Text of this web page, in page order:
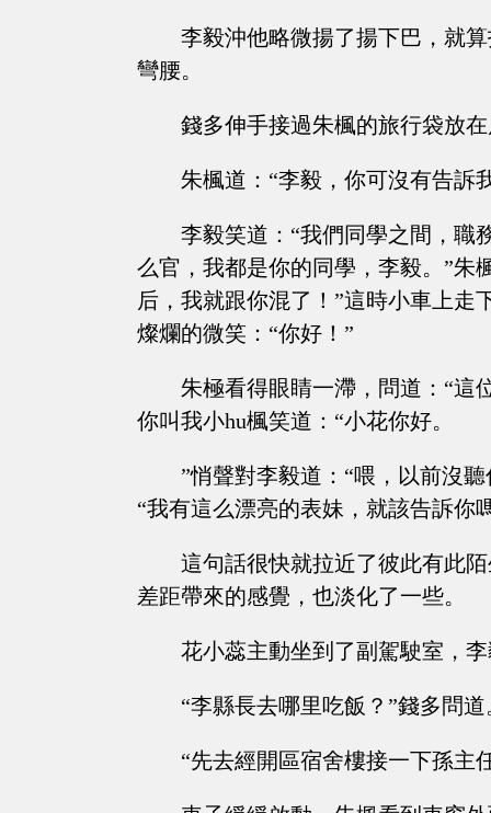
李毅沖他略微揚了揚下巴，就
彎腰。
錢多伸手接過朱楓的旅行袋放
朱楓道：“李毅，你可沒有告訴
李毅笑道：“我們同學之間，職
么官，我都是你的同學，李毅。”朱
后，我就跟你混了！”這時小車上
燦爛的微笑：“你好！”
朱極看得眼睛一滯，問道：“這
你叫我小hu楓笑道：“小花你好。
”悄聲對李毅道：“喂，以前沒
“我有這么漂亮的表妹，就該告訴你
這句話很快就拉近了彼此有此
差距帶來的感覺，也淡化了一些。
花小蕊主動坐到了副駕駛室，
“李縣長去哪里吃飯？”錢多問
“先去經開區宿舍樓接一下孫主